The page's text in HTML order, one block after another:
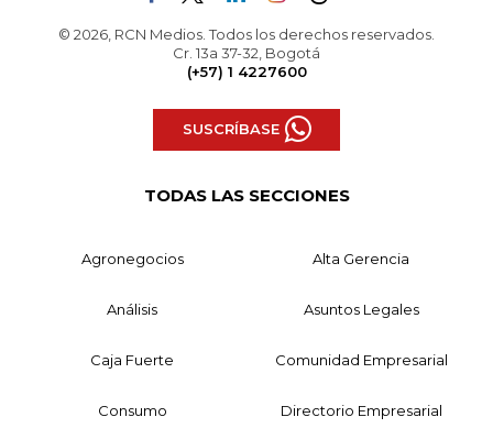
© 2026, RCN Medios. Todos los derechos reservados.
Cr. 13a 37-32, Bogotá
(+57) 1 4227600
SUSCRÍBASE
TODAS LAS SECCIONES
Agronegocios Alta Gerencia
Análisis Asuntos Legales
Caja Fuerte Comunidad Empresarial
Consumo Directorio Empresarial